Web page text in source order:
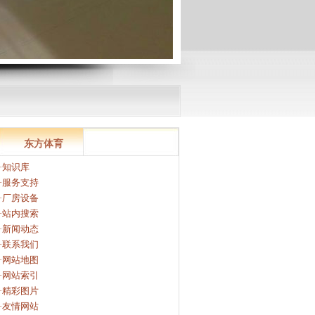
东方体育
·知识库
·服务支持
·厂房设备
·站内搜索
·新闻动态
·联系我们
·网站地图
·网站索引
·精彩图片
·友情网站